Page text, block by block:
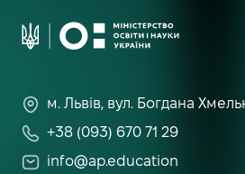
м. Львів, вул. Богдана
+38 (093) 670 71 29
info@ap.education